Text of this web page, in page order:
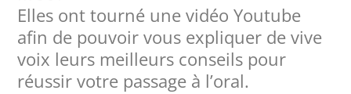
Elles ont tourné une vidéo Youtube
afin de pouvoir vous expliquer de vive
voix leurs meilleurs conseils pour
réussir votre passage à l’oral.